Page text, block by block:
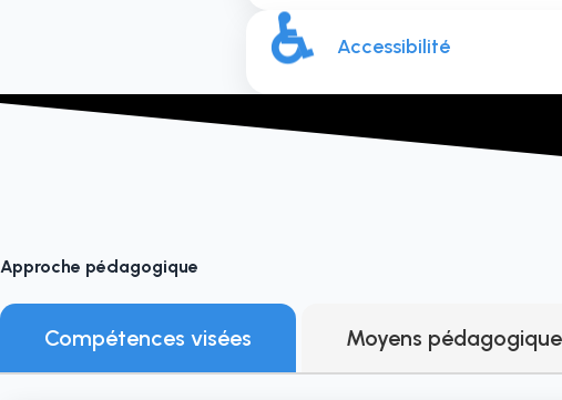
♿ Accessibilité
Approche pédagogique
Compétences visées Moyens